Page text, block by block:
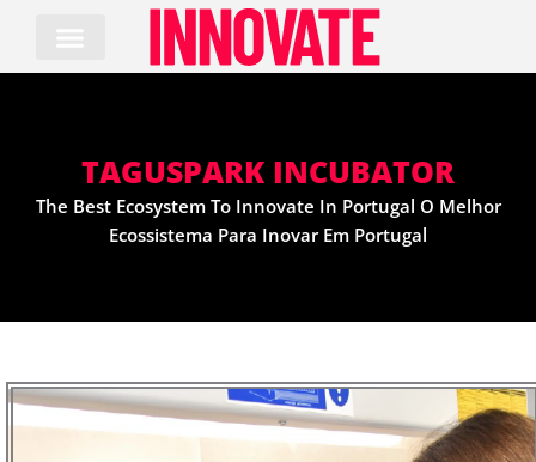
content
TAGUSPARK INCUBATOR
The Best Ecosystem To Innovate In Portugal O Melhor
Ecossistema Para Inovar Em Portugal